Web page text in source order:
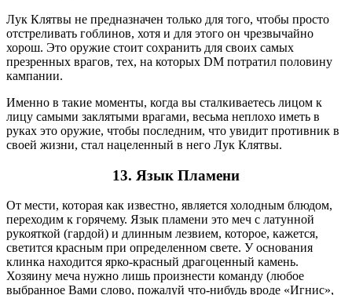
Лук Клятвы не предназначен только для того, чтобы просто
отстреливать гоблинов, хотя и для этого он чрезвычайно
хорош. Это оружие стоит сохранить для своих самых
презренных врагов, тех, на которых DM потратил половину
кампании.
Именно в такие моменты, когда вы сталкиваетесь лицом к
лицу самыми заклятыми врагами, весьма неплохо иметь в
руках это оружие, чтобы последним, что увидит противник в
своей жизни, стал нацеленный в него Лук Клятвы.
13. Язык Пламени
От мести, которая как известно, является холодным блюдом,
переходим к горячему. Язык пламени это меч с латунной
рукояткой (гардой) и длинным лезвием, которое, кажется,
светится красным при определенном свете. У основания
клинка находится ярко-красный драгоценный камень.
Хозяину меча нужно лишь произнести команду (любое
выбранное Вами слово, пожалуй что-нибудь вроде «Игнис»,